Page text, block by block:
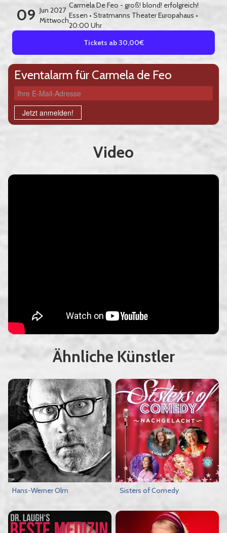
09 Jun 2027
Mittwoch
Carmela De Feo - groß! blond! erfolgreich!
Essen • Stratmanns Theater Europahaus •
20:00 Uhr
Tickets ab 30,00€
Eventalarm für Carmela de Feo
Ihre E-Mail-Adresse
Jetzt anmelden!
Video
Ähnliche Künstler
Hans-Werner Olm Sisters of Comedy